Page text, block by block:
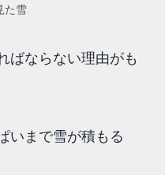
た雪
ばならない理由がも
いまで雪が積もる